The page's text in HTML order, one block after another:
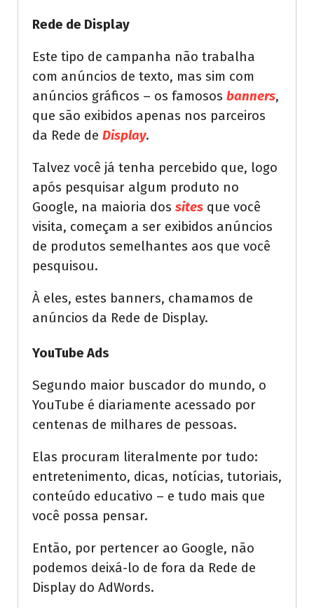
Rede de Display
Este tipo de campanha não trabalha
com anúncios de texto, mas sim com
anúncios gráficos – os famosos banners,
que são exibidos apenas nos parceiros
da Rede de Display.
Talvez você já tenha percebido que, logo
após pesquisar algum produto no
Google, na maioria dos sites que você
visita, começam a ser exibidos anúncios
de produtos semelhantes aos que você
pesquisou.
À eles, estes banners, chamamos de
anúncios da Rede de Display.
YouTube Ads
Segundo maior buscador do mundo, o
YouTube é diariamente acessado por
centenas de milhares de pessoas.
Elas procuram literalmente por tudo:
entretenimento, dicas, notícias, tutoriais,
conteúdo educativo – e tudo mais que
você possa pensar.
Então, por pertencer ao Google, não
podemos deixá-lo de fora da Rede de
Display do AdWords.